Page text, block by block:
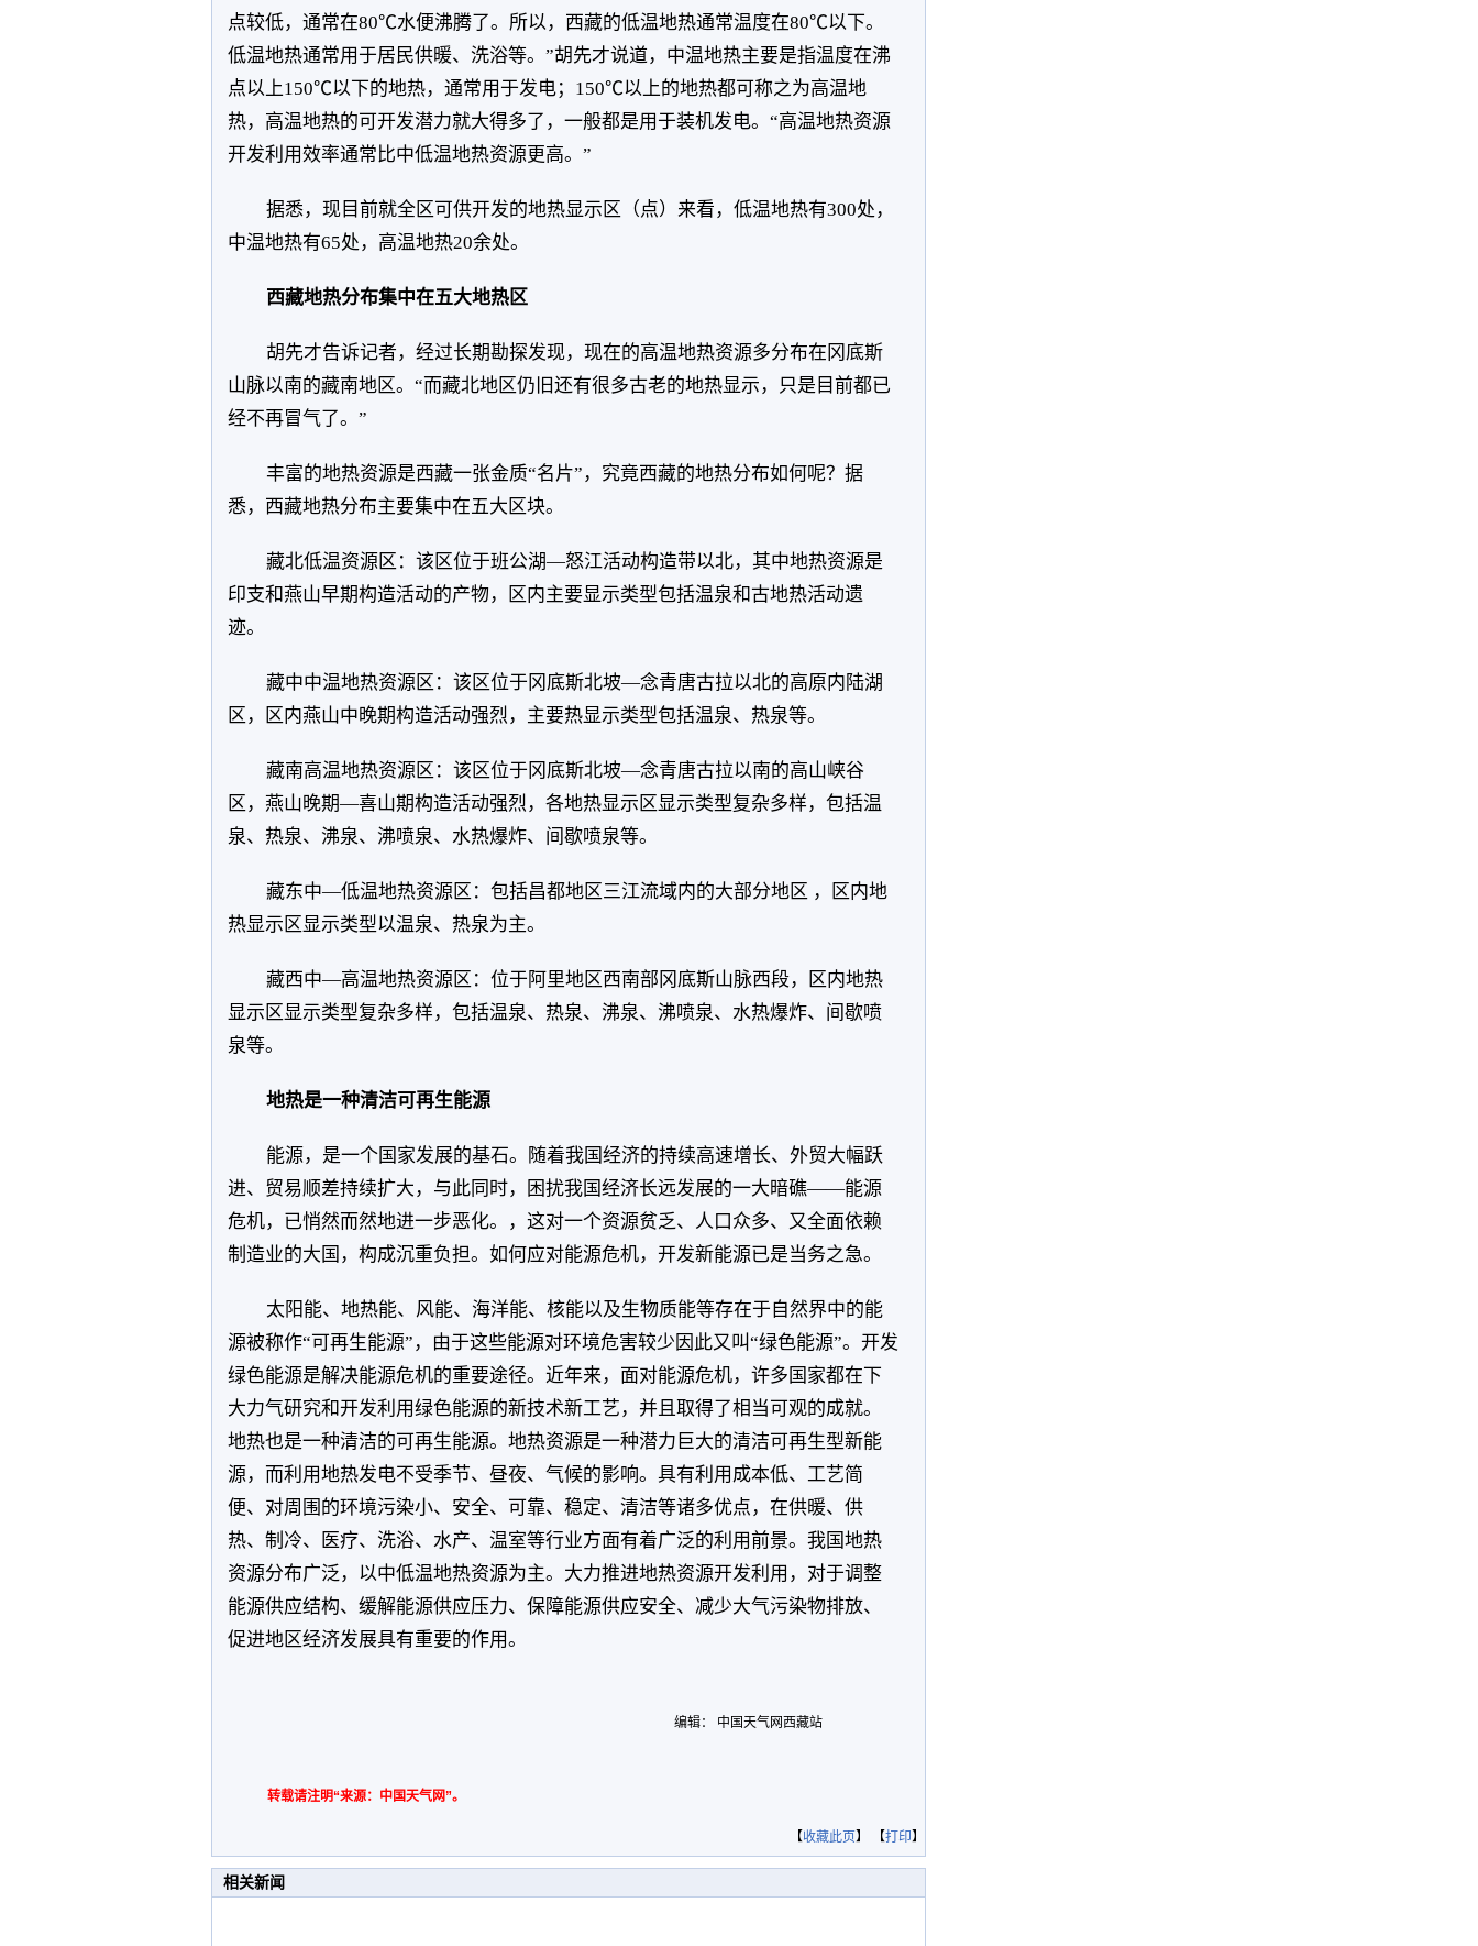
点较低，通常在80℃水便沸腾了。所以，西藏的低温地热通常温度在80℃以下。
低温地热通常用于居民供暖、洗浴等。”胡先才说道，中温地热主要是指温度在沸
点以上150℃以下的地热，通常用于发电；150℃以上的地热都可称之为高温地
热，高温地热的可开发潜力就大得多了，一般都是用于装机发电。“高温地热资源
开发利用效率通常比中低温地热资源更高。”
据悉，现目前就全区可供开发的地热显示区（点）来看，低温地热有300处，
中温地热有65处，高温地热20余处。
西藏地热分布集中在五大地热区
胡先才告诉记者，经过长期勘探发现，现在的高温地热资源多分布在冈底斯
山脉以南的藏南地区。“而藏北地区仍旧还有很多古老的地热显示，只是目前都已
经不再冒气了。”
丰富的地热资源是西藏一张金质“名片”，究竟西藏的地热分布如何呢？据
悉，西藏地热分布主要集中在五大区块。
藏北低温资源区：该区位于班公湖—怒江活动构造带以北，其中地热资源是
印支和燕山早期构造活动的产物，区内主要显示类型包括温泉和古地热活动遗
迹。
藏中中温地热资源区：该区位于冈底斯北坡—念青唐古拉以北的高原内陆湖
区，区内燕山中晚期构造活动强烈，主要热显示类型包括温泉、热泉等。
藏南高温地热资源区：该区位于冈底斯北坡—念青唐古拉以南的高山峡谷
区，燕山晚期—喜山期构造活动强烈，各地热显示区显示类型复杂多样，包括温
泉、热泉、沸泉、沸喷泉、水热爆炸、间歇喷泉等。
藏东中—低温地热资源区：包括昌都地区三江流域内的大部分地区 ，区内地
热显示区显示类型以温泉、热泉为主。
藏西中—高温地热资源区：位于阿里地区西南部冈底斯山脉西段，区内地热
显示区显示类型复杂多样，包括温泉、热泉、沸泉、沸喷泉、水热爆炸、间歇喷
泉等。
地热是一种清洁可再生能源
能源，是一个国家发展的基石。随着我国经济的持续高速增长、外贸大幅跃
进、贸易顺差持续扩大，与此同时，困扰我国经济长远发展的一大暗礁——能源
危机，已悄然而然地进一步恶化。，这对一个资源贫乏、人口众多、又全面依赖
制造业的大国，构成沉重负担。如何应对能源危机，开发新能源已是当务之急。
太阳能、地热能、风能、海洋能、核能以及生物质能等存在于自然界中的能
源被称作“可再生能源”，由于这些能源对环境危害较少因此又叫“绿色能源”。开发
绿色能源是解决能源危机的重要途径。近年来，面对能源危机，许多国家都在下
大力气研究和开发利用绿色能源的新技术新工艺，并且取得了相当可观的成就。
地热也是一种清洁的可再生能源。地热资源是一种潜力巨大的清洁可再生型新能
源，而利用地热发电不受季节、昼夜、气候的影响。具有利用成本低、工艺简
便、对周围的环境污染小、安全、可靠、稳定、清洁等诸多优点，在供暖、供
热、制冷、医疗、洗浴、水产、温室等行业方面有着广泛的利用前景。我国地热
资源分布广泛，以中低温地热资源为主。大力推进地热资源开发利用，对于调整
能源供应结构、缓解能源供应压力、保障能源供应安全、减少大气污染物排放、
促进地区经济发展具有重要的作用。
编辑： 中国天气网西藏站
转载请注明“来源：中国天气网”。
【收藏此页】 【打印】
相关新闻